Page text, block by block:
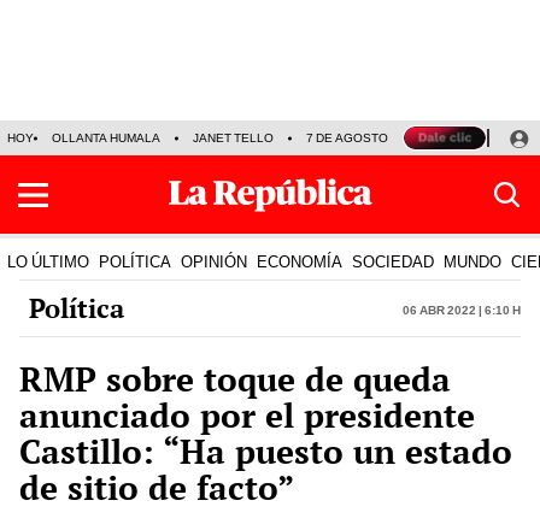
HOY OLLANTA HUMALA JANET TELLO 7 DE AGOSTO TINKA RESULTADOS
LO ÚLTIMO POLÍTICA OPINIÓN ECONOMÍA SOCIEDAD MUNDO
Política 06 Abr 2022 | 6:10 h
RMP sobre toque de queda
anunciado por el presidente
Castillo: “Ha puesto un estado
de sitio de facto”